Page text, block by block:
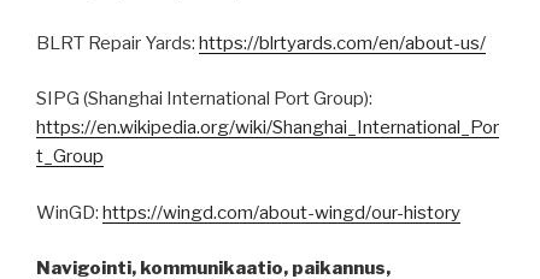
BLRT Repair Yards: https://blrtyards.com/en/about-us/
SIPG (Shanghai International Port Group):
https://en.wikipedia.org/wiki/Shanghai_International_Por
t_Group
WinGD: https://wingd.com/about-wingd/our-history
Navigointi, kommunikaatio, paikannus,